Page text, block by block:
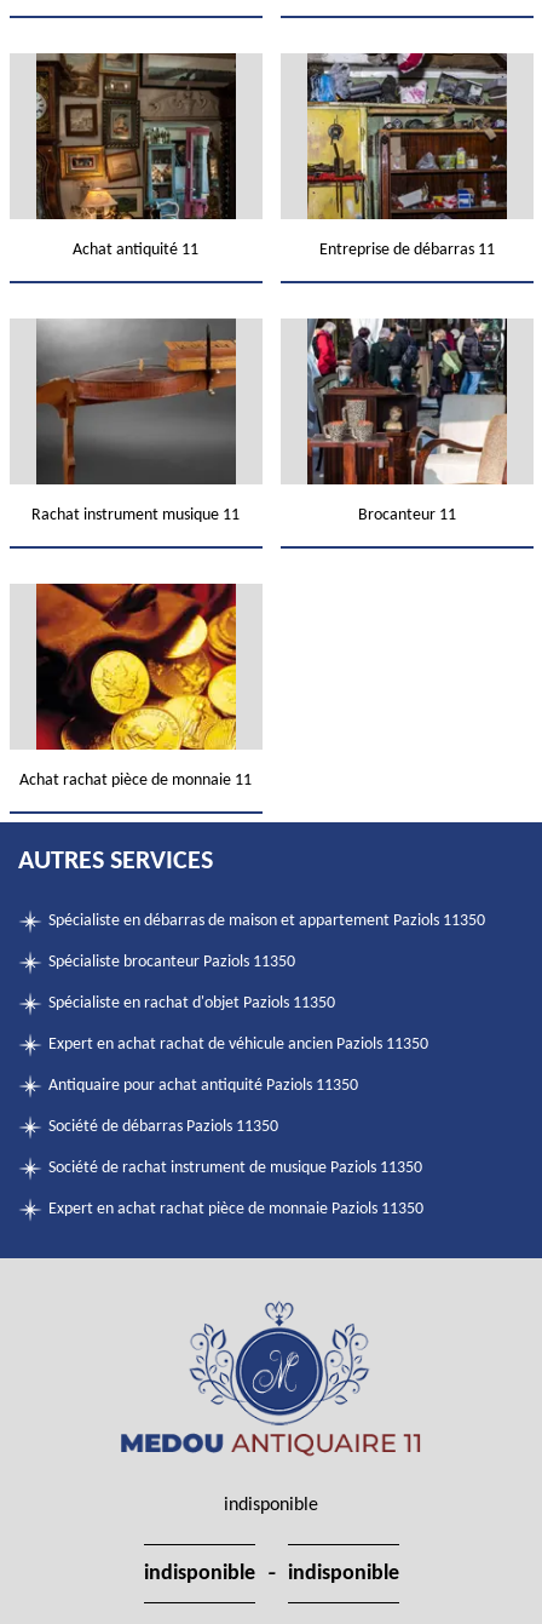
Achat antiquité 11 Entreprise de débarras 11
Rachat instrument musique 11 Brocanteur 11
Achat rachat pièce de monnaie 11
AUTRES SERVICES
Spécialiste en débarras de maison et appartement Paziols 11350
Spécialiste brocanteur Paziols 11350
Spécialiste en rachat d'objet Paziols 11350
Expert en achat rachat de véhicule ancien Paziols 11350
Antiquaire pour achat antiquité Paziols 11350
Société de débarras Paziols 11350
Société de rachat instrument de musique Paziols 11350
Expert en achat rachat pièce de monnaie Paziols 11350
indisponible
indisponible - indisponible